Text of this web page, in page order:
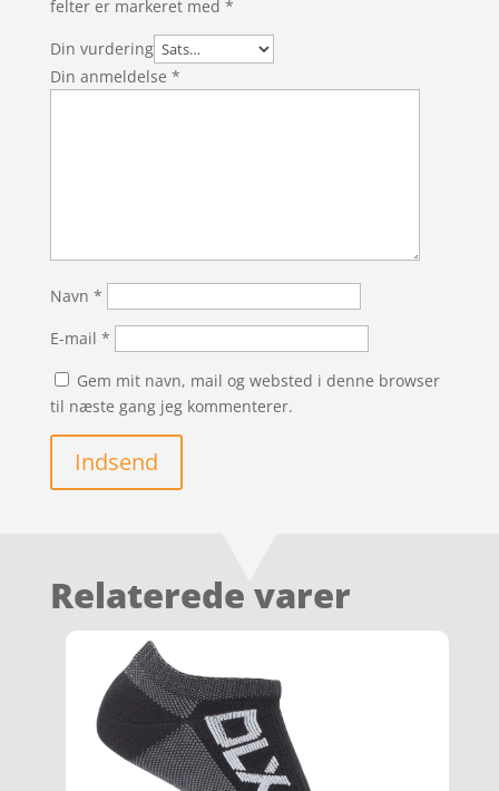
felter er markeret med *
Din vurdering
Din anmeldelse *
Navn *
E-mail *
Gem mit navn, mail og websted i denne browser
til næste gang jeg kommenterer.
Indsend
Relaterede varer